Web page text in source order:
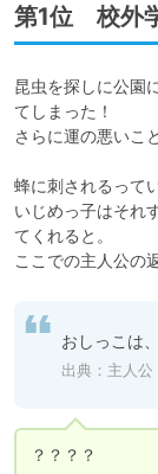
第1位 校外
昆虫を探しに公園
てしまった！
さらに運の悪いこ
蜂に刺されるって
いじめっ子はそれ
てくれると。
おしっこは
出典：主人公
？？？？